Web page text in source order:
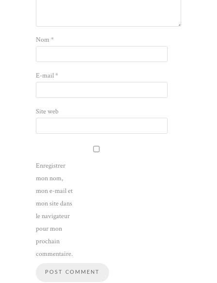
Nom*
E-mail*
Site web
Enregistrer
mon nom,
mon e-mail et
mon site dans
le navigateur
pour mon
prochain
commentaire.